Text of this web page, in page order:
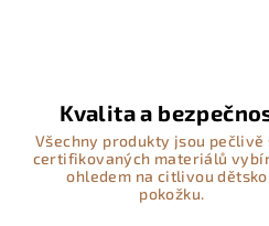
Kvalita a
Všechny produkty jsou pečlivě
certifikovaných materiálů
ohledem na citlivou
pokožku.